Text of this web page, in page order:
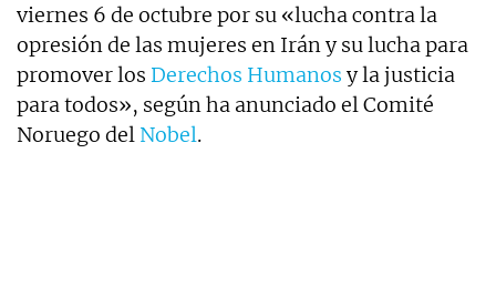
viernes 6 de octubre por su «lucha contra la
opresión de las mujeres en Irán y su lucha para
promover los Derechos Humanos y la justicia
para todos», según ha anunciado el Comité
Noruego del Nobel.